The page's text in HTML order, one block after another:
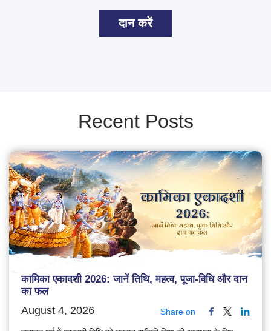
दान करें
Recent Posts
कामिका एकादशी 2026: जानें तिथि, महत्व, पूजा-विधि और दान
का फल
August 4, 2026 Share on